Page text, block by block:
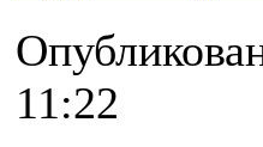
11:22